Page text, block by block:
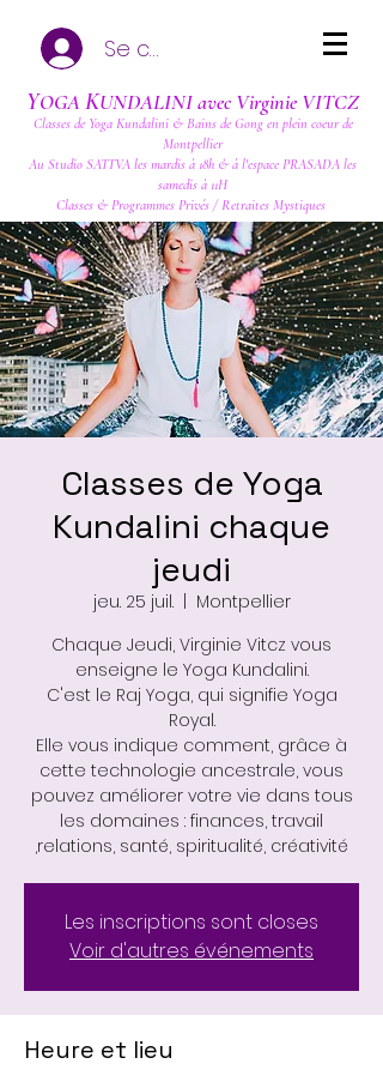
Se connecter
YOGA KUNDALINI avec Virginie VITCZ
Classes de Yoga Kundalini & Bains de Gong en plein coeur de
Montpellier
Au Studio SATTVA les mardis à 18h & à l'espace PRASADA les
samedis à 11H
Classes & Programmes Privés / Retraites Mystiques
Classes de Yoga
Kundalini chaque
jeudi
jeu. 25 juil.
  |
Montpellier
Chaque Jeudi, Virginie Vitcz vous
enseigne le Yoga Kundalini.
C'est le Raj Yoga, qui signifie Yoga
Royal.
Elle vous indique comment, grâce à
cette technologie ancestrale, vous
pouvez améliorer votre vie dans tous
les domaines : finances, travail
,relations, santé, spiritualité, créativité
Les inscriptions sont closes
Voir d'autres événements
Heure et lieu